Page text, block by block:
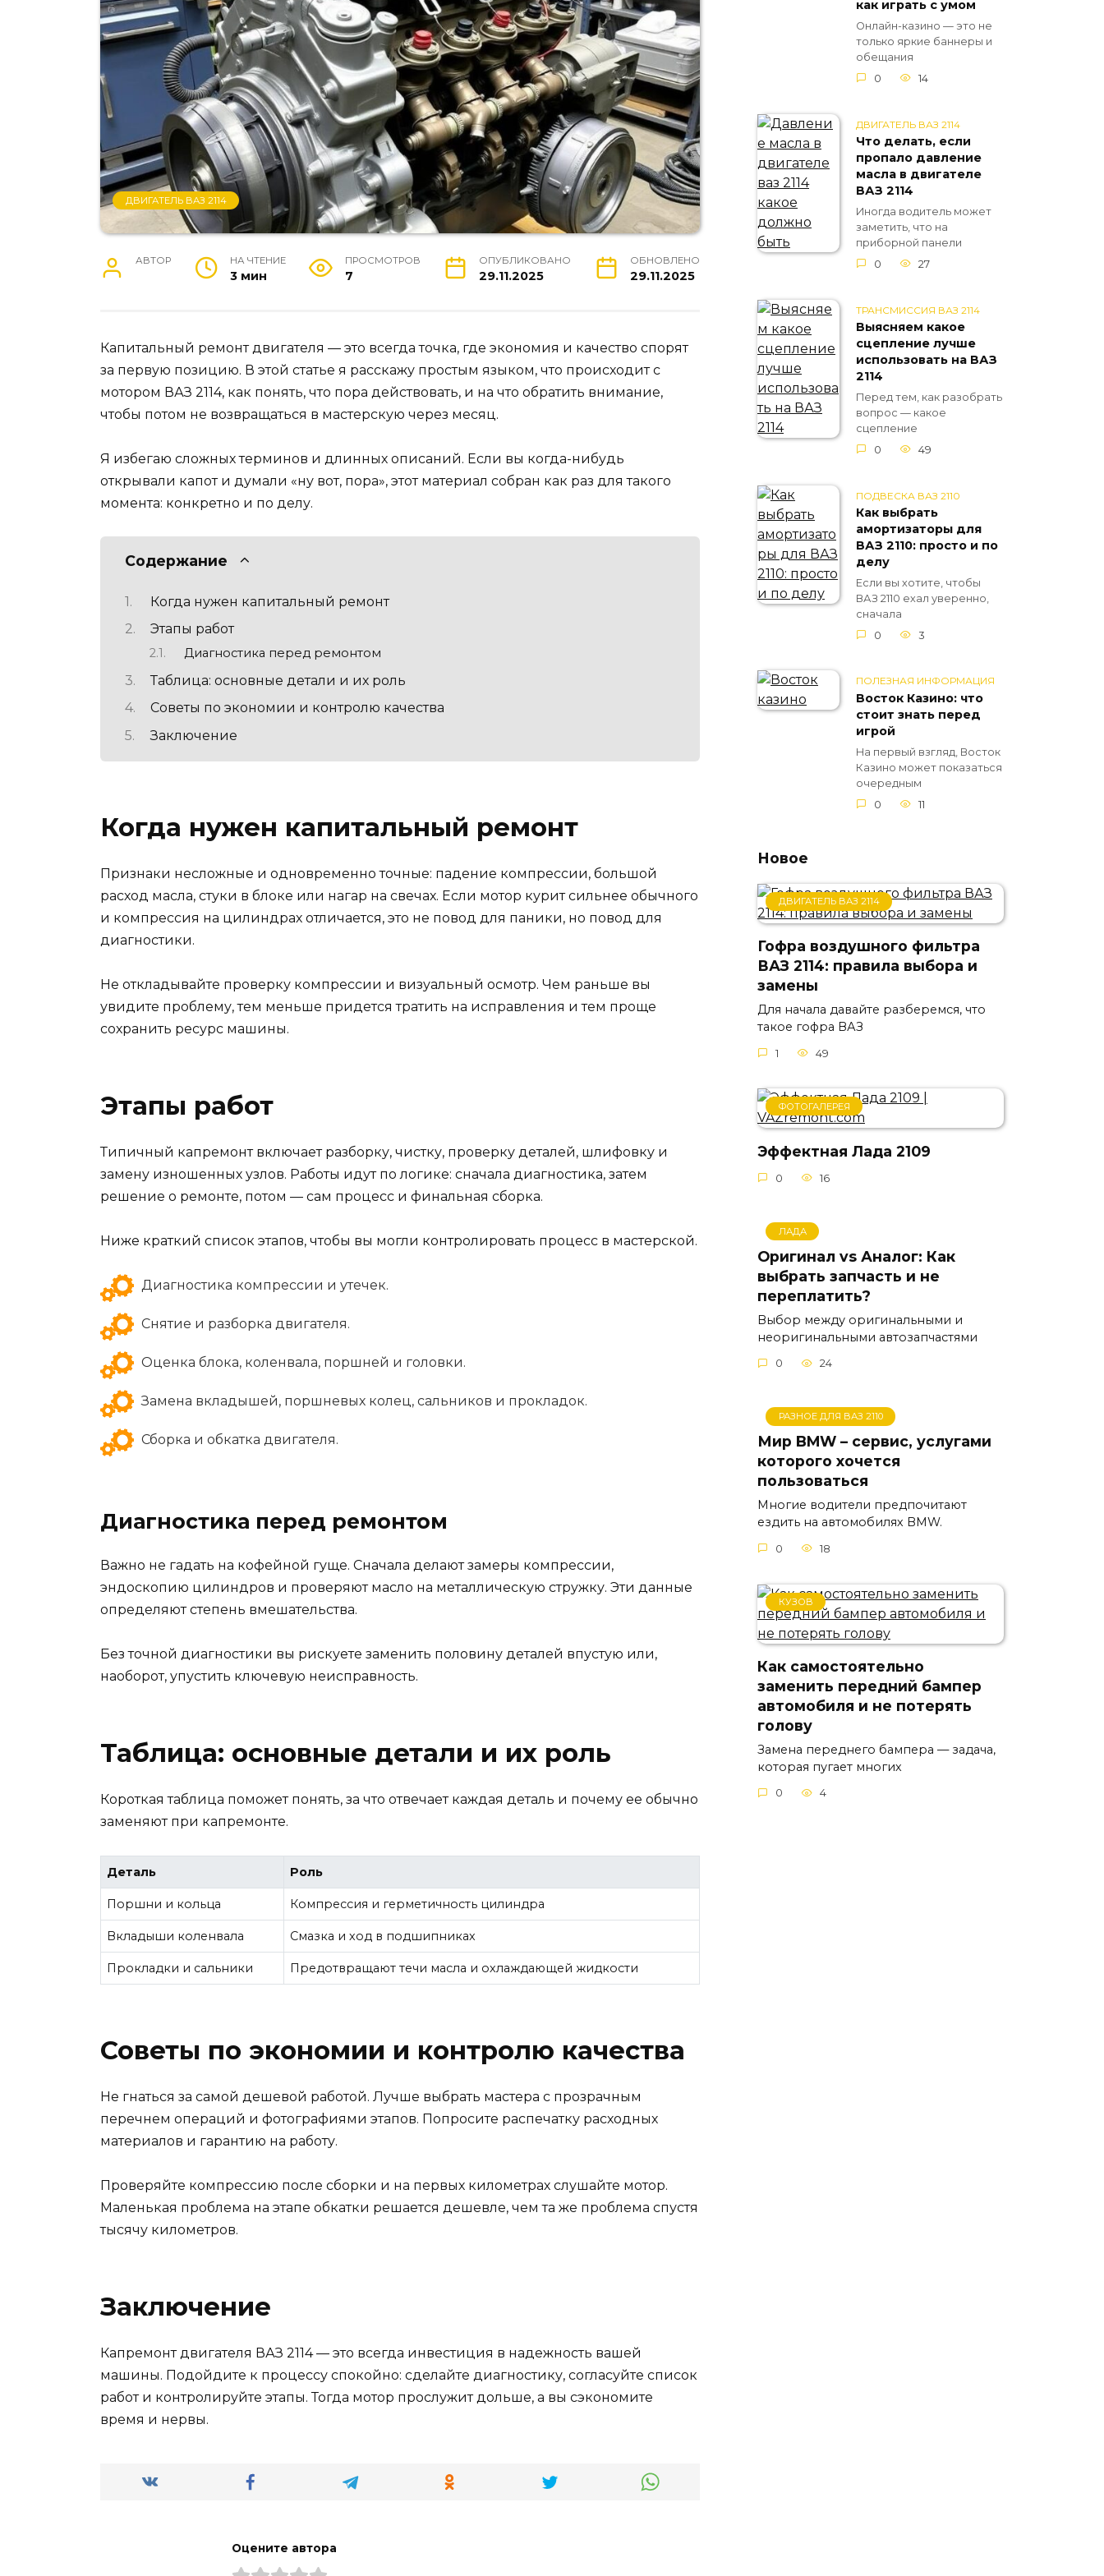
ДВИГАТЕЛЬ ВАЗ 2114
АВТОР НА ЧТЕНИЕ
3 мин
ПРОСМОТРОВ
7
ОПУБЛИКОВАНО
29.11.2025
ОБНОВЛЕНО
29.11.2025
Капитальный ремонт двигателя — это всегда точка, где экономия и качество спорят
за первую позицию. В этой статье я расскажу простым языком, что происходит с
мотором ВАЗ 2114, как понять, что пора действовать, и на что обратить внимание,
чтобы потом не возвращаться в мастерскую через месяц.
Я избегаю сложных терминов и длинных описаний. Если вы когда-нибудь
открывали капот и думали «ну вот, пора», этот материал собран как раз для такого
момента: конкретно и по делу.
Содержание
Когда нужен капитальный ремонт
Этапы работ
Диагностика перед ремонтом
Таблица: основные детали и их роль
Советы по экономии и контролю качества
Заключение
Когда нужен капитальный ремонт
Признаки несложные и одновременно точные: падение компрессии, большой
расход масла, стуки в блоке или нагар на свечах. Если мотор курит сильнее обычного
и компрессия на цилиндрах отличается, это не повод для паники, но повод для
диагностики.
Не откладывайте проверку компрессии и визуальный осмотр. Чем раньше вы
увидите проблему, тем меньше придется тратить на исправления и тем проще
сохранить ресурс машины.
Этапы работ
Типичный капремонт включает разборку, чистку, проверку деталей, шлифовку и
замену изношенных узлов. Работы идут по логике: сначала диагностика, затем
решение о ремонте, потом — сам процесс и финальная сборка.
Ниже краткий список этапов, чтобы вы могли контролировать процесс в мастерской.
Диагностика компрессии и утечек.
Снятие и разборка двигателя.
Оценка блока, коленвала, поршней и головки.
Замена вкладышей, поршневых колец, сальников и прокладок.
Сборка и обкатка двигателя.
Диагностика перед ремонтом
Важно не гадать на кофейной гуще. Сначала делают замеры компрессии,
эндоскопию цилиндров и проверяют масло на металлическую стружку. Эти данные
определяют степень вмешательства.
Без точной диагностики вы рискуете заменить половину деталей впустую или,
наоборот, упустить ключевую неисправность.
Таблица: основные детали и их роль
Короткая таблица поможет понять, за что отвечает каждая деталь и почему ее обычно
заменяют при капремонте.
Деталь Роль
Поршни и кольца Компрессия и герметичность цилиндра
Вкладыши коленвала Смазка и ход в подшипниках
Прокладки и сальники Предотвращают течи масла и охлаждающей жидкости
Советы по экономии и контролю качества
Не гнаться за самой дешевой работой. Лучше выбрать мастера с прозрачным
перечнем операций и фотографиями этапов. Попросите распечатку расходных
материалов и гарантию на работу.
Проверяйте компрессию после сборки и на первых километрах слушайте мотор.
Маленькая проблема на этапе обкатки решается дешевле, чем та же проблема спустя
тысячу километров.
Заключение
Капремонт двигателя ВАЗ 2114 — это всегда инвестиция в надежность вашей
машины. Подойдите к процессу спокойно: сделайте диагностику, согласуйте список
работ и контролируйте этапы. Тогда мотор прослужит дольше, а вы сэкономите
время и нервы.
Оцените автора
как играть с умом
Онлайн-казино — это не
только яркие баннеры и
обещания
0
14
ДВИГАТЕЛЬ ВАЗ 2114
Что делать, если
пропало давление
масла в двигателе
ВАЗ 2114
Иногда водитель может
заметить, что на
приборной панели
0
27
ТРАНСМИССИЯ ВАЗ 2114
Выясняем какое
сцепление лучше
использовать на ВАЗ
2114
Перед тем, как разобрать
вопрос — какое
сцепление
0
49
ПОДВЕСКА ВАЗ 2110
Как выбрать
амортизаторы для
ВАЗ 2110: просто и по
делу
Если вы хотите, чтобы
ВАЗ 2110 ехал уверенно,
сначала
0
3
ПОЛЕЗНАЯ ИНФОРМАЦИЯ
Восток Казино: что
стоит знать перед
игрой
На первый взгляд, Восток
Казино может показаться
очередным
0
11
Новое
ДВИГАТЕЛЬ ВАЗ 2114
Гофра воздушного фильтра
ВАЗ 2114: правила выбора и
замены
Для начала давайте разберемся, что
такое гофра ВАЗ
1 49
ФОТОГАЛЕРЕЯ
Эффектная Лада 2109
0 16
ЛАДА
Оригинал vs Аналог: Как
выбрать запчасть и не
переплатить?
Выбор между оригинальными и
неоригинальными автозапчастями
0 24
РАЗНОЕ ДЛЯ ВАЗ 2110
Мир BMW – сервис, услугами
которого хочется
пользоваться
Многие водители предпочитают
ездить на автомобилях BMW.
0 18
КУЗОВ
Как самостоятельно
заменить передний бампер
автомобиля и не потерять
голову
Замена переднего бампера — задача,
которая пугает многих
0 4